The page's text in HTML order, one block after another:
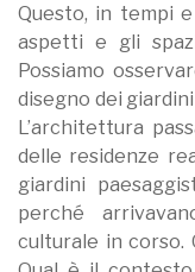
Questo, in tempi
aspetti e gli
Possiamo
disegno dei
L’architettura
delle residenze
giardini
perché
culturale in corso.